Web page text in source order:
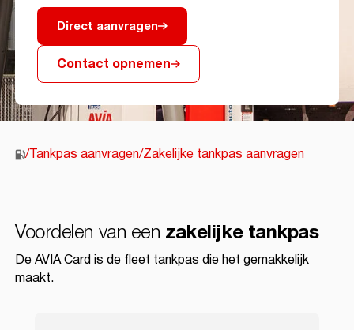
Direct aanvragen
Contact opnemen
/Tankpas aanvragen/Zakelijke tankpas aanvragen
Voordelen van een zakelijke tankpas
De AVIA Card is de fleet tankpas die het gemakkelijk
maakt.